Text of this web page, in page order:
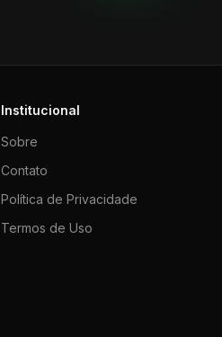
Institucional
Sobre
Contato
Política de Privacidade
Termos de Uso